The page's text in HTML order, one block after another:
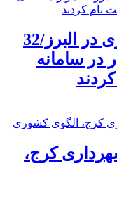
کاهش نرخ بیکاری در البرز/32
در سامانه
کرج،